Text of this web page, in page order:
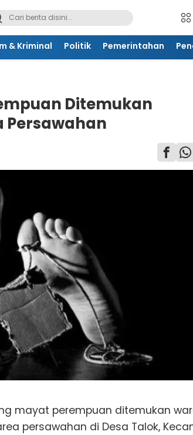
& Kriminal Politik Pemerintahan
Ditemukan
Persawahan
mayat perempuan ditemukan
persawahan di Desa Talok,